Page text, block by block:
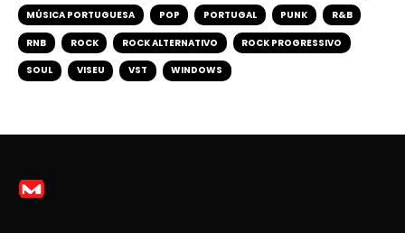
MÚSICA PORTUGUESA POP PORTUGAL PUNK R&B
RNB ROCK ROCK ALTERNATIVO ROCK PROGRESSIVO
SOUL VISEU VST WINDOWS